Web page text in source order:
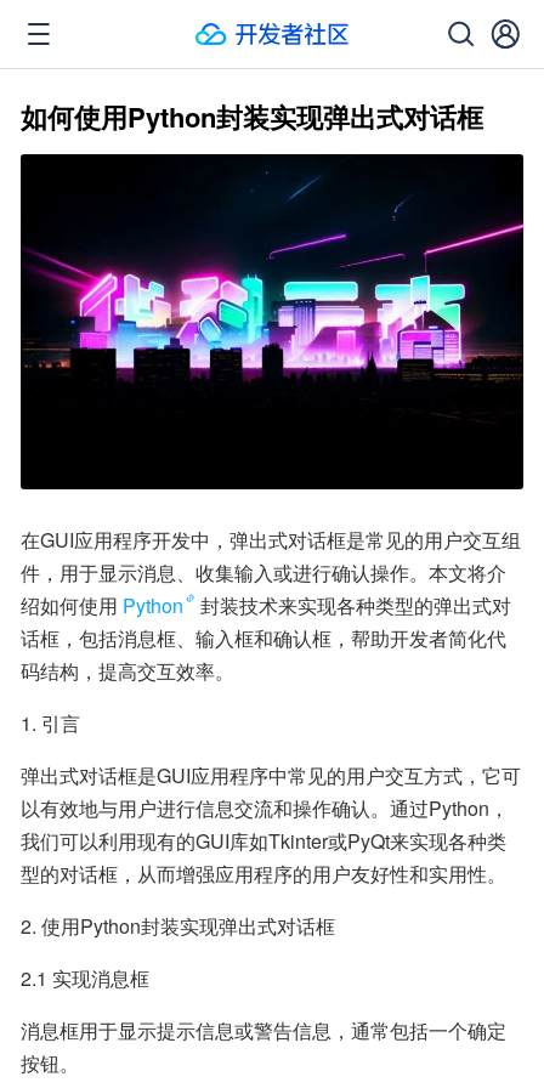
如何使用Python封装实现弹出式对话框
在GUI应用程序开发中，弹出式对话框是常见的用户交互组
件，用于显示消息、收集输入或进行确认操作。本文将介
绍如何使用 Python
封装技术来实现各种类型的弹出式对
话框，包括消息框、输入框和确认框，帮助开发者简化代
码结构，提高交互效率。
1. 引言
弹出式对话框是GUI应用程序中常见的用户交互方式，它可
以有效地与用户进行信息交流和操作确认。通过Python，
我们可以利用现有的GUI库如Tkinter或PyQt来实现各种类
型的对话框，从而增强应用程序的用户友好性和实用性。
2. 使用Python封装实现弹出式对话框
2.1 实现消息框
消息框用于显示提示信息或警告信息，通常包括一个确定
按钮。